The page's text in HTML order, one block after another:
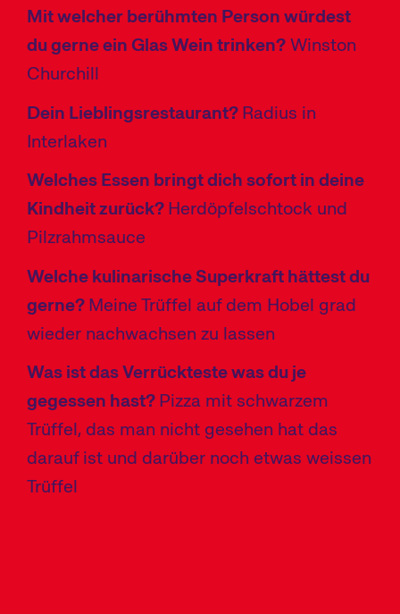
Mit welcher berühmten Person würdest
du gerne ein Glas Wein trinken?Winston
Churchill
Dein Lieblingsrestaurant? Radius in
Interlaken
Welches Essen bringt dich sofort in deine
Kindheit zurück? Herdöpfelschtock und
Pilzrahmsauce
Welche kulinarische Superkraft hättest du
gerne? Meine Trüffel auf dem Hobel grad
wieder nachwachsen zu lassen
Was ist das Verrückteste was du je
gegessen hast? Pizza mit schwarzem
Trüffel, das man nicht gesehen hat das
darauf ist und darüber noch etwas weissen
Trüffel